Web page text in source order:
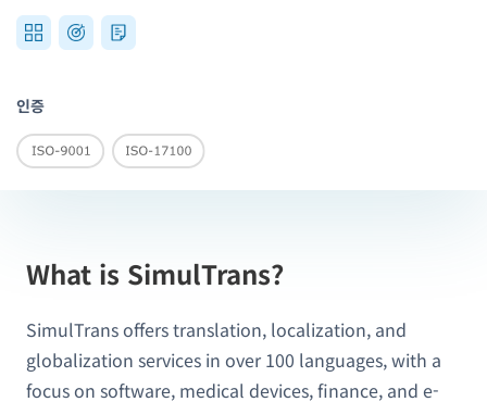
인증
What is SimulTrans?
SimulTrans offers translation, localization, and
globalization services in over 100 languages, with a
focus on software, medical devices, finance, and e-